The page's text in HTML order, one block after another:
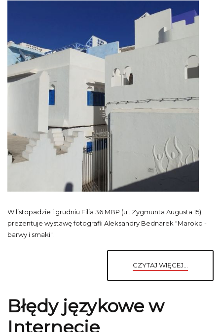
W listopadzie i grudniu Filia 36 MBP (ul. Zygmunta Augusta 15)
prezentuje wystawę fotografii Aleksandry Bednarek "Maroko -
barwy i smaki".
CZYTAJ WIĘCEJ...
Błędy językowe w
Internecie